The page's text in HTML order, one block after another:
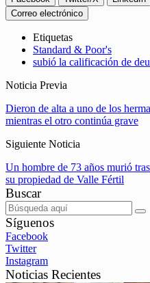
Correo electrónico
Etiquetas
Standard & Poor's
subió la calificación de
Noticia Previa
Dieron de alta a uno de los
mientras el otro continúa grave
Siguiente Noticia
Un hombre de 73 años murió
su propiedad de Valle Fértil
Buscar
Síguenos
Facebook
Twitter
Instagram
Noticias Recientes